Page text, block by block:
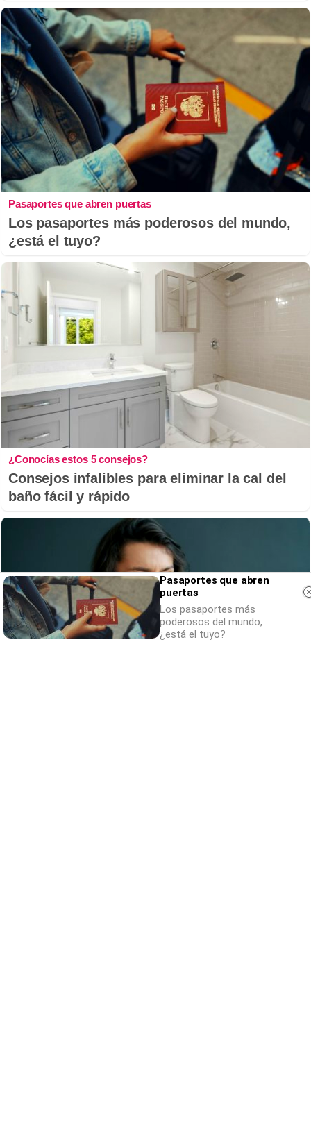
Pasaportes que abren puertas
Los pasaportes más poderosos del mundo,
¿está el tuyo?
¿Conocías estos 5 consejos?
Consejos infalibles para eliminar la cal del
baño fácil y rápido
Pasaportes que abren
puertas
Los pasaportes más
poderosos del mundo,
¿está el tuyo?